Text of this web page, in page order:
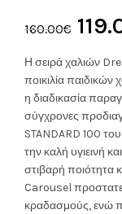
160.00€
Η σειρά χαλιών
ποικιλία παιδικών
η διαδικασία
σύγχρονες
STANDARD 100
την καλή υγιεινή
στιβαρή ποιότητα
Carousel
κραδασμούς, ενώ